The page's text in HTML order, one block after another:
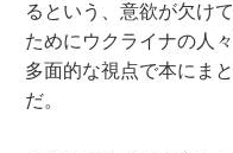
るという、意欲が欠け
ためにウクライナの人
多面的な視点で本にま
だ。